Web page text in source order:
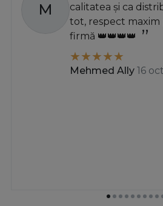
M
calitatea și ca
tot, respect
firmă 👑👑👑👑
Mehmed Ally 16